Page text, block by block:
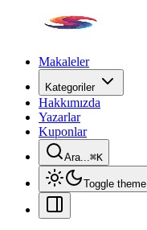
Makaleler
Kategoriler
Hakkımızda
Yazarlar
Kuponlar
Ara...⌘K
Toggle theme